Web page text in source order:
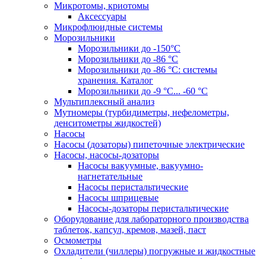
Микротомы, криотомы
Аксессуары
Микрофлюидные системы
Морозильники
Морозильники до -150°С
Морозильники до -86 °C
Морозильники до -86 °C: системы
хранения. Каталог
Морозильники до -9 °C... -60 °C
Мультиплексный анализ
Мутномеры (турбидиметры, нефелометры,
денситометры жидкостей)
Насосы
Насосы (дозаторы) пипеточные электрические
Насосы, насосы-дозаторы
Насосы вакуумные, вакуумно-
нагнетательные
Насосы перистальтические
Насосы шприцевые
Насосы-дозаторы перистальтические
Оборудование для лабораторного производства
таблеток, капсул, кремов, мазей, паст
Осмометры
Охладители (чиллеры) погружные и жидкостные